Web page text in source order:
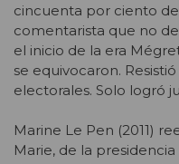
cincuenta por ciento
comentarista que no
el inicio de la era
se equivocaron.
electorales. Solo logró
Marine Le Pen (2011)
Marie, de la